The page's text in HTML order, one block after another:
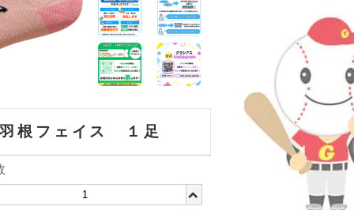
根フェイス １足